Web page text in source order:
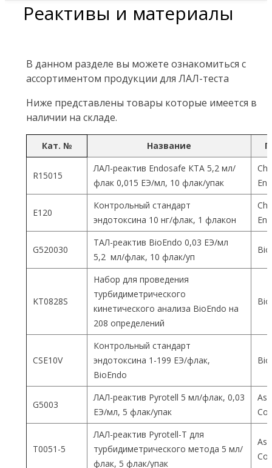
Реактивы и материалы
В данном разделе вы можете ознакомиться с
ассортиментом продукции для ЛАЛ-теста
Ниже представлены товары которые имеется в
наличии на складе.
Кат. № Название
R15015
ЛАЛ-реактив Endosafe КТА 5,2 мл/
флак 0,015 ЕЭ/мл, 10 флак/упак
Е120
Контрольный стандарт
эндотоксина 10 нг/флак, 1 флакон
G520030
ТАЛ-реактив BioEndo 0,03 ЕЭ/мл
5,2 мл/флак, 10 флак/уп
KT0828S
Набор для проведения
турбидиметрического
кинетического анализа BioEndo на
208 определений
CSE10V
Контрольный стандарт
эндотоксина 1-199 ЕЭ/флак,
BioEndo
G5003
ЛАЛ-реактив Pyrotell 5 мл/флак, 0,03
ЕЭ/мл, 5 флак/упак
T0051-5
ЛАЛ-реактив Pyrotell-T для
турбидиметрического метода 5 мл/
флак, 5 флак/упак